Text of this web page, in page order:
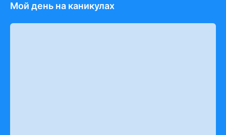
Мой день на каникулах